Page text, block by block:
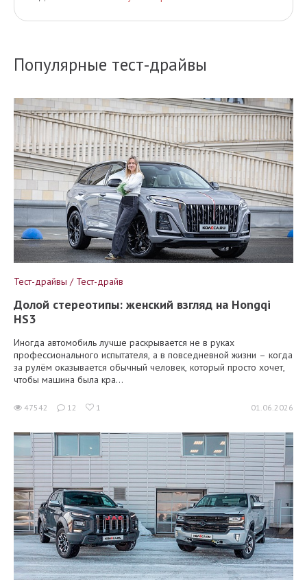
Популярные тест-драйвы
Тест-драйвы / Тест-драйв
Долой стереотипы: женский взгляд на Hongqi
HS3
Иногда автомобиль лучше раскрывается не в руках
профессионального испытателя, а в повседневной жизни – когда
за рулём оказывается обычный человек, который просто хочет,
чтобы машина была кра...
47542 12 1 01.06.2026